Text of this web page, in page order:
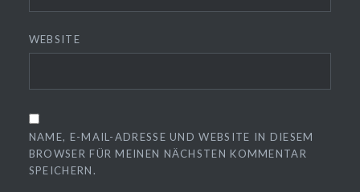
WEBSITE
NAME, E-MAIL-ADRESSE UND WEBSITE IN DIESEM
BROWSER FÜR MEINEN NÄCHSTEN KOMMENTAR
SPEICHERN.